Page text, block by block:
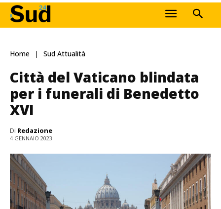
Home Sud Attualità
Città del Vaticano blindata
per i funerali di Benedetto
XVI
Di Redazione
4 GENNAIO 2023